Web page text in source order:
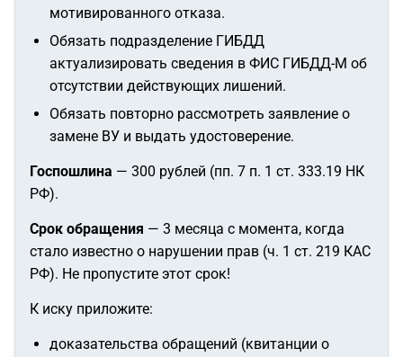
мотивированного отказа.
Обязать подразделение ГИБДД
актуализировать сведения в ФИС ГИБДД-М об
отсутствии действующих лишений.
Обязать повторно рассмотреть заявление о
замене ВУ и выдать удостоверение.
Госпошлина — 300 рублей (пп. 7 п. 1 ст. 333.19 НК
РФ).
Срок обращения — 3 месяца с момента, когда
стало известно о нарушении прав (ч. 1 ст. 219 КАС
РФ). Не пропустите этот срок!
К иску приложите:
доказательства обращений (квитанции о